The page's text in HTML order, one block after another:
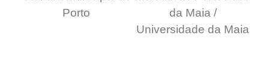
Porto
da Maia /
Universidade da Maia